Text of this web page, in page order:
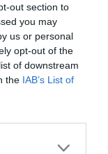
out section to
you may
us or personal
opt-out of the
of downstream
the IAB’s List of